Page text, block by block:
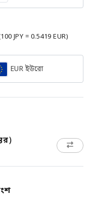
JPY = 0.5419 EUR)
EUR ইউরো
）